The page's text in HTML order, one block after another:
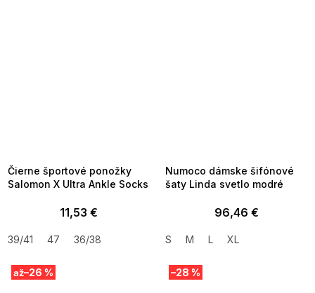
Čierne športové ponožky
Salomon X Ultra Ankle Socks
11,53 €
39/41 47 36/38
Numoco dámske šifónové
šaty Linda svetlo modré
96,46 €
S M L XL
až–26 % –28 %